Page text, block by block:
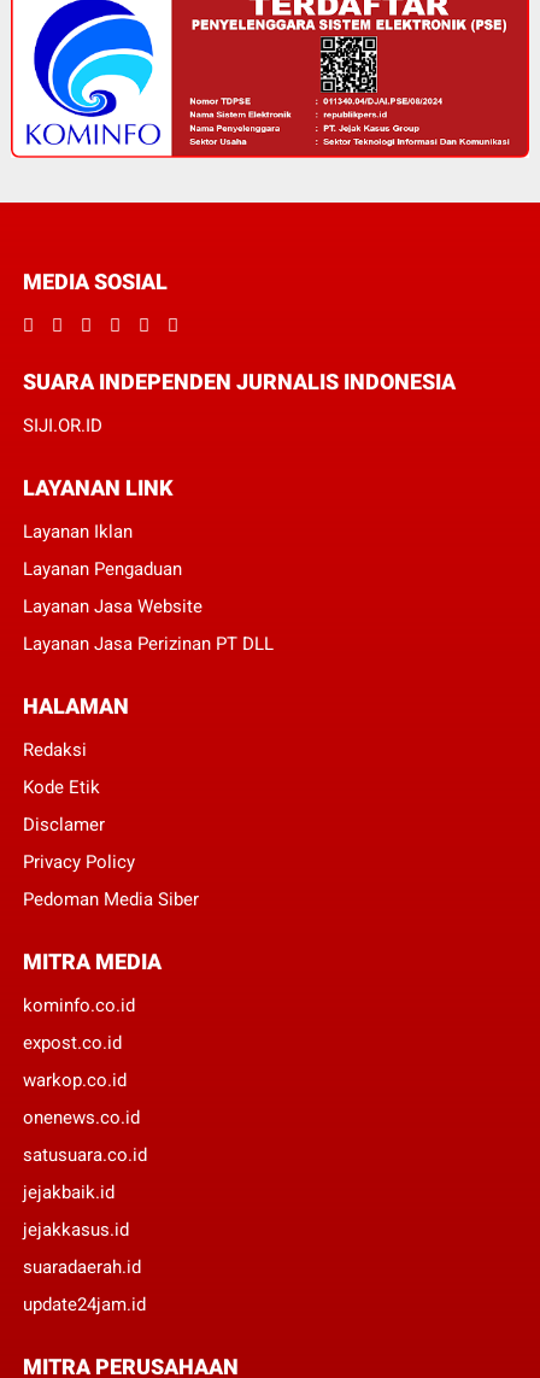
MEDIA SOSIAL
SUARA INDEPENDEN JURNALIS INDONESIA
SIJI.OR.ID
LAYANAN LINK
Layanan Iklan
Layanan Pengaduan
Layanan Jasa Website
Layanan Jasa Perizinan PT DLL
HALAMAN
Redaksi
Kode Etik
Disclamer
Privacy Policy
Pedoman Media Siber
MITRA MEDIA
kominfo.co.id
expost.co.id
warkop.co.id
onenews.co.id
satusuara.co.id
jejakbaik.id
jejakkasus.id
suaradaerah.id
update24jam.id
MITRA PERUSAHAAN